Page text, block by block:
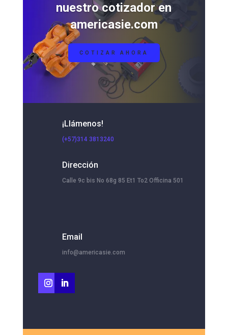
nuestro cotizador en
americasie.com
COTIZAR AHORA
¡Llámenos!
(+57)314 3813240
Dirección
Calle 9c bis No 68g 85 Et1 To2 Officina 501
Email
info@americasie.com